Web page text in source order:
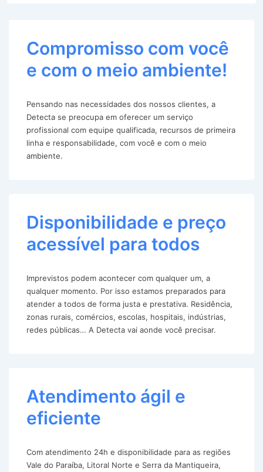
Compromisso com você
e com o meio ambiente!
Pensando nas necessidades dos nossos clientes, a
Detecta se preocupa em oferecer um serviço
profissional com equipe qualificada, recursos de primeira
linha e responsabilidade, com você e com o meio
ambiente.
Disponibilidade e preço
acessível para todos
Imprevistos podem acontecer com qualquer um, a
qualquer momento. Por isso estamos preparados para
atender a todos de forma justa e prestativa. Residência,
zonas rurais, comércios, escolas, hospitais, indústrias,
redes públicas… A Detecta vai aonde você precisar.
Atendimento ágil e
eficiente
Com atendimento 24h e disponibilidade para as regiões
Vale do Paraíba, Litoral Norte e Serra da Mantiqueira,